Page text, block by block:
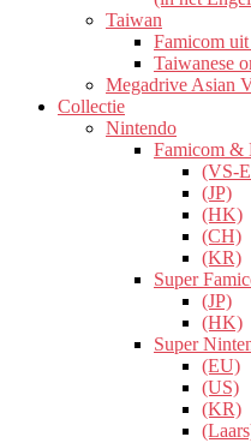
Taiwan
Famicom
Taiwanese
Megadrive Asian
Collectie
Nintendo
Famicom &
(VS-
(JP)
(HK)
(CH)
(KR)
Super
(JP)
(HK)
Super
(EU)
(US)
(KR)